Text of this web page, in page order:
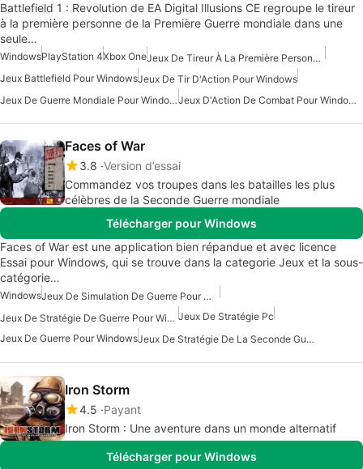
Battlefield 1 : Revolution de EA Digital Illusions CE regroupe le tireur
à la première personne de la Première Guerre mondiale dans une
seule…
WindowsPlayStation 4Xbox One
Jeux De Tireur À La Première Personne Pour Windows
Jeux Battlefield Pour WindowsJeux De Tir D'Action Pour Windows
Jeux De Guerre Mondiale Pour Windows
Jeux D'Action De Combat Pour Windows
Faces of War
3.8 Version d’essai
Commandez vos troupes dans les batailles les plus
célèbres de la Seconde Guerre mondiale
Télécharger pour Windows
Faces of War est une application bien répandue et avec licence
Essai pour Windows, qui se trouve dans la categorie Jeux et la sous-
catégorie…
Windows
Jeux De Simulation De Guerre Pour Windows
Jeux De Stratégie De Guerre Pour Windows Jeux De Stratégie Pc
Jeux De Guerre Pour Windows
Jeux De Stratégie De La Seconde Guerre Mondiale
Iron Storm
4.5 Payant
Iron Storm : Une aventure dans un monde alternatif
Télécharger pour Windows